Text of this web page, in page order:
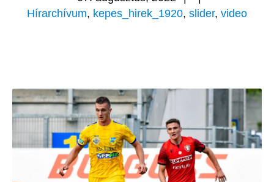
Hírarchívum, kepes_hirek_1920, slider, video